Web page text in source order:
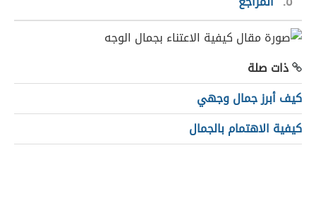
ذات صلة
كيف أبرز جمال وجهي
كيفية الاهتمام بالجمال